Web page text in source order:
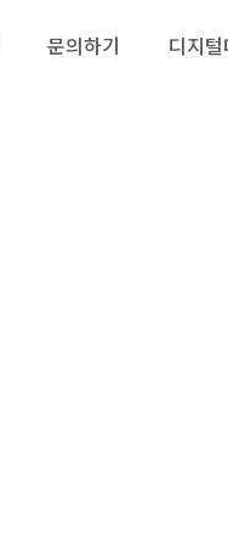
문의하기 디지